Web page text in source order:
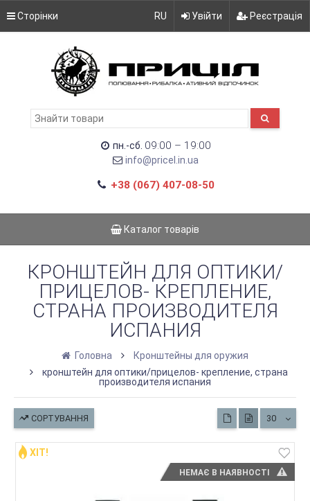
Сторінки RU Увійти Реєстрація
пн.-сб. 09:00 – 19:00
info@pricel.in.ua
+38 (067) 407-08-50
Каталог товарів
КРОНШТЕЙН ДЛЯ ОПТИКИ/
ПРИЦЕЛОВ- КРЕПЛЕНИЕ,
СТРАНА ПРОИЗВОДИТЕЛЯ
ИСПАНИЯ
Головна
Кронштейны для оружия
кронштейн для оптики/прицелов- крепление, страна
производителя испания
СОРТУВАННЯ 30
НЕМАЄ В НАЯВНОСТІ
ХІТ!